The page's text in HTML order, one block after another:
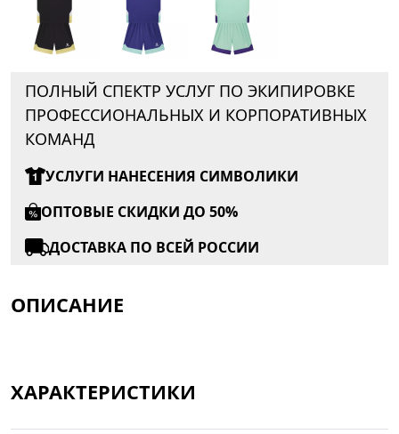
ПОЛНЫЙ СПЕКТР УСЛУГ ПО ЭКИПИРОВКЕ
ПРОФЕССИОНАЛЬНЫХ И КОРПОРАТИВНЫХ
КОМАНД
УСЛУГИ НАНЕСЕНИЯ СИМВОЛИКИ
ОПТОВЫЕ СКИДКИ ДО 50%
ДОСТАВКА ПО ВСЕЙ РОССИИ
ОПИСАНИЕ
ХАРАКТЕРИСТИКИ